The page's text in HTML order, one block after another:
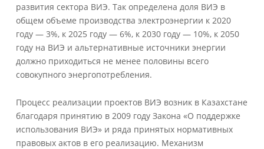
развития сектора ВИЭ. Так определена доля ВИЭ в
общем объеме производства электроэнергии к 2020
году — 3%, к 2025 году — 6%, к 2030 году — 10%, к 2050
году на ВИЭ и альтернативные источники энергии
должно приходиться не менее половины всего
совокупного энергопотребления.
Процесс реализации проектов ВИЭ возник в Казахстане
благодаря принятию в 2009 году Закона «О поддержке
использования ВИЭ» и ряда принятых нормативных
правовых актов в его реализацию. Механизм